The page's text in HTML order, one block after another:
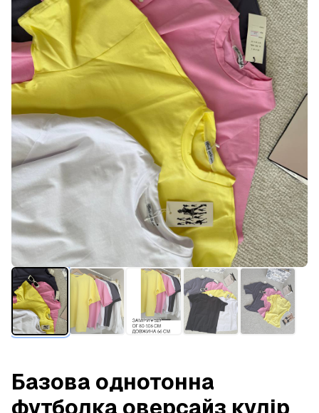
Базова однотонна
футболка оверсайз кулір